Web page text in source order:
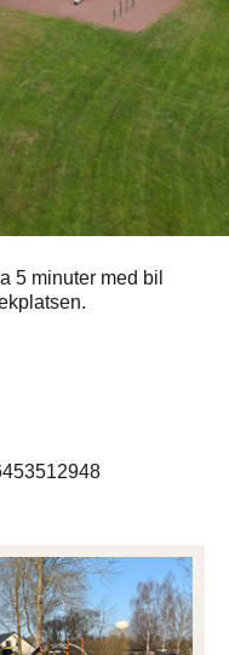
5 minuter med bil